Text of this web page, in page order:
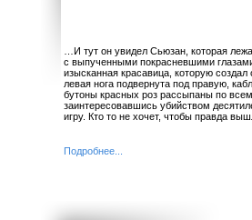
…И тут он увидел Сьюзан, которая
с выпученными покрасневшими
изысканная красавица, которую
левая нога подвернута под правую,
бутоны красных роз рассыпаны по
заинтересовавшись убийством
игру. Кто то не хочет, чтобы правда
Подробнее...